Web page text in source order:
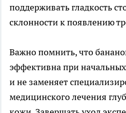
поддерживать гладкость
склонности к появлению
Важно помнить, что
эффективна при
и не заменяет
медицинского лечения